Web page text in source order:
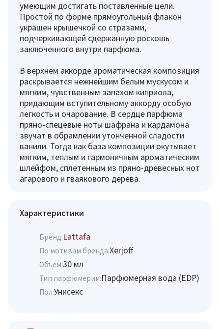
умеющим достигать поставленные цели.
Простой по форме прямоугольный флакон
украшен крышечкой со стразами,
подчеркивающей сдержанную роскошь
заключенного внутри парфюма.
В верхнем аккорде ароматическая композиция
раскрывается нежнейшим белым мускусом и
мягким, чувственным запахом киприола,
придающим вступительному аккорду особую
легкость и очарование. В сердце парфюма
пряно-спецевые ноты шафрана и кардамона
звучат в обрамлении утонченной сладости
ванили. Тогда как база композиции окутывает
мягким, теплым и гармоничным ароматическим
шлейфом, сплетенным из пряно-древесных нот
агарового и гваякового дерева.
Характеристики
Бренд:Lattafa
По мотивам бренда:Xerjoff
Объём:30 мл
Тип парфюмерии:Парфюмерная вода (EDP)
Пол:Унисекс